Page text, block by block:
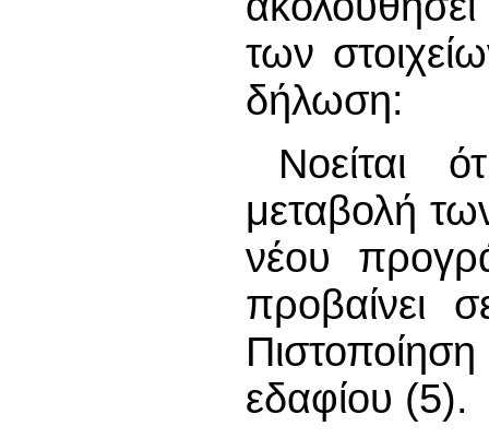
των
δήλωση:
Νοείται
μεταβολή
νέου
προβαίνει
εδαφίου (5).